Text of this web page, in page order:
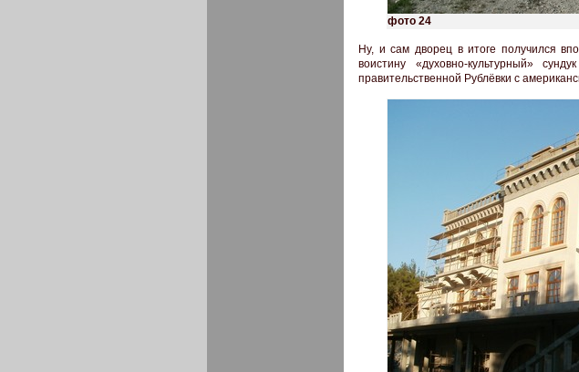
фото 24
Ну, и сам дворец в итоге получился
воистину «духовно-культурный»
правительственной Рублёвки с